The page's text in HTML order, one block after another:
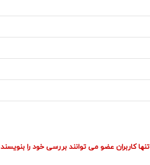
تنها کاربران عضو می توانند بررسی خود را بنویسند